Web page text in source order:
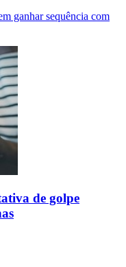
ganhar sequência com
de golpe